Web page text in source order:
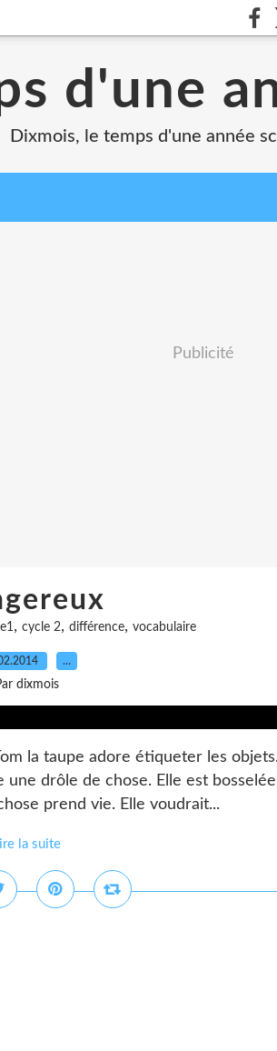
d'une
Dixmois, le temps d'une année
Publicité
, cycle 2, différence, vocabulaire
…
dixmois
la taupe adore étiqueter les
drôle de chose. Elle est
prend vie. Elle voudrait...
la suite